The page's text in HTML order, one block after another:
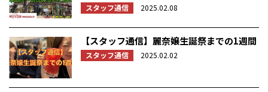
スタッフ通信 2025.02.08
【スタッフ通信】麗奈嬢生誕祭までの1週間
スタッフ通信 2025.02.02